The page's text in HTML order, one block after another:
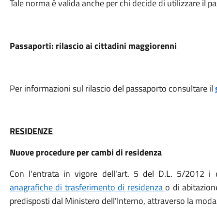
Tale norma è valida anche per chi decide di utilizzare il
Passaporti: rilascio ai cittadini maggiorenni
Per informazioni sul rilascio del passaporto consultare il
RESIDENZE
Nuove procedure per cambi di residenza
Con l'entrata in vigore dell'art. 5 del D.L. 5/2012 i
anagrafiche di trasferimento di residenza o di
predisposti dal Ministero dell'Interno, attraverso la